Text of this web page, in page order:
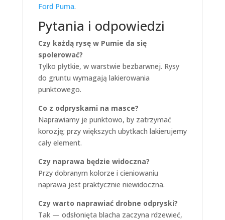
Ford Puma.
Pytania i odpowiedzi
Czy każdą rysę w Pumie da się
spolerować?
Tylko płytkie, w warstwie bezbarwnej. Rysy
do gruntu wymagają lakierowania
punktowego.
Co z odpryskami na masce?
Naprawiamy je punktowo, by zatrzymać
korozję; przy większych ubytkach lakierujemy
cały element.
Czy naprawa będzie widoczna?
Przy dobranym kolorze i cieniowaniu
naprawa jest praktycznie niewidoczna.
Czy warto naprawiać drobne odpryski?
Tak — odsłonięta blacha zaczyna rdzewieć,